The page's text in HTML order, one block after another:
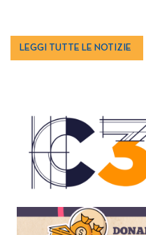
LEGGI TUTTE LE NOTIZIE